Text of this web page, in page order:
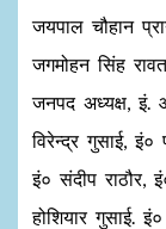
जयपाल चौहान
जगमोहन सिंह
जनपद अध्यक्ष, इं.
विरेन्द्र गुसाई,
इं० संदीप राठौर,
होशियार गुसाई.